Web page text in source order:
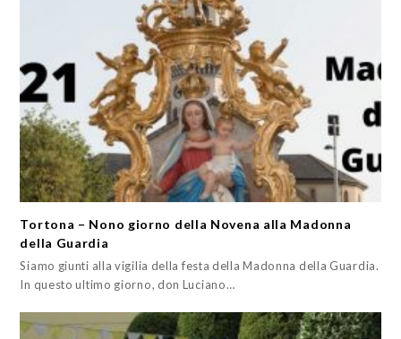
Tortona – Nono giorno della Novena alla Madonna
della Guardia
Siamo giunti alla vigilia della festa della Madonna della Guardia.
In questo ultimo giorno, don Luciano…